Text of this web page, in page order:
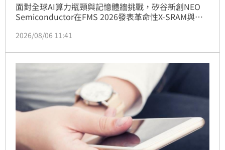
面對全球AI算力瓶頸與記憶體牆挑戰，矽谷新創NEO
Semiconductor在FMS 2026發表革命性X-SRAM與
SRAM的5倍，更可望降低HBM存取功耗達50%至
出，透過整合3D X-DRAM，此架構能大幅擴展AI晶片內
建容量。宏碁創辦人施振榮對此高度肯定，認為這項技
術突破將為台灣及全球半導體產業注入強勁動能，不僅
打破算力極限，更將推動供應鏈全面升級，鞏固台灣在
全球AI關鍵地位，為未來AI發展提供極具擴充性的核心
解決方案。
2026/08/06 11:41